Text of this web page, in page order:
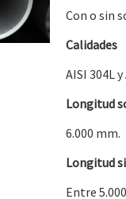
Con o sin
Calidades
AISI 304L y
Longitud
6.000 mm.
Longitud
Entre